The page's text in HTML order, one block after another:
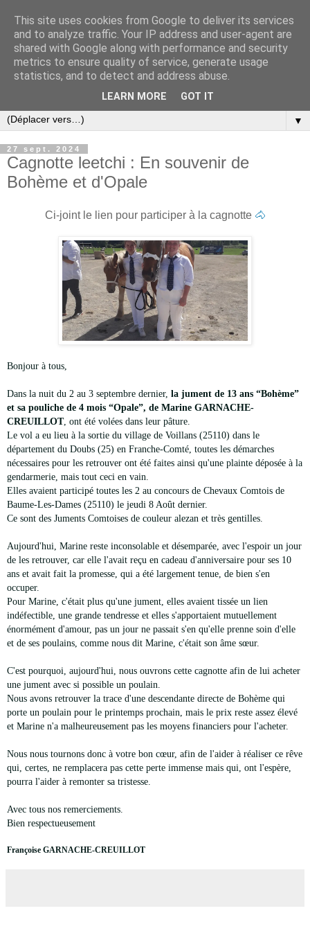
▼
27 sept. 2024
Cagnotte leetchi : En souvenir de
Bohème et d'Opale
Ci-joint le lien pour participer à la cagnotte 🐴
Bonjour à tous,
Dans la nuit du 2 au 3 septembre dernier, la jument de 13 ans “Bohème”
et sa pouliche de 4 mois “Opale”, de Marine GARNACHE-
CREUILLOT, ont été volées dans leur pâture.
Le vol a eu lieu à la sortie du village de Voillans (25110) dans le
département du Doubs (25) en Franche-Comté, toutes les démarches
nécessaires pour les retrouver ont été faites ainsi qu'une plainte déposée à la
gendarmerie, mais tout ceci en vain.
Elles avaient participé toutes les 2 au concours de Chevaux Comtois de
Baume-Les-Dames (25110) le jeudi 8 Août dernier.
Ce sont des Juments Comtoises de couleur alezan et très gentilles.
Aujourd'hui, Marine reste inconsolable et désemparée, avec l'espoir un jour
de les retrouver, car elle l'avait reçu en cadeau d'anniversaire pour ses 10
ans et avait fait la promesse, qui a été largement tenue, de bien s'en
occuper.
Pour Marine, c'était plus qu'une jument, elles avaient tissée un lien
indéfectible, une grande tendresse et elles s'apportaient mutuellement
énormément d'amour, pas un jour ne passait s'en qu'elle prenne soin d'elle
et de ses poulains, comme nous dit Marine, c'était son âme sœur.
C'est pourquoi, aujourd'hui, nous ouvrons cette cagnotte afin de lui acheter
une jument avec si possible un poulain.
Nous avons retrouver la trace d'une descendante directe de Bohème qui
porte un poulain pour le printemps prochain, mais le prix reste assez élevé
et Marine n'a malheureusement pas les moyens financiers pour l'acheter.
Nous nous tournons donc à votre bon cœur, afin de l'aider à réaliser ce rêve
qui, certes, ne remplacera pas cette perte immense mais qui, ont l'espère,
pourra l'aider à remonter sa tristesse.
Avec tous nos remerciements.
Bien respectueusement
Françoise GARNACHE-CREUILLOT
This site uses cookies from Google to deliver its services
and to analyze traffic. Your IP address and user-agent are
shared with Google along with performance and security
metrics to ensure quality of service, generate usage
statistics, and to detect and address abuse.
LEARN MORE GOT IT